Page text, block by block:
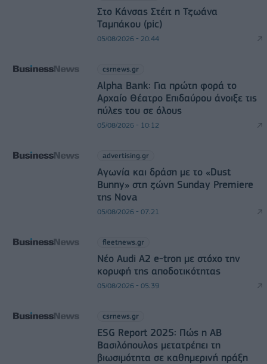
Στο Κάνσας Στέιτ η Τζωάνα
Ταμπάκου (pic)
05/08/2026 - 20:44
csrnews.gr
Alpha Bank: Για πρώτη φορά το
Αρχαίο Θέατρο Επιδαύρου άνοιξε τις
πύλες του σε όλους
05/08/2026 - 10:12
advertising.gr
Αγωνία και δράση με το «Dust
Bunny» στη ζώνη Sunday Premiere
της Nova
05/08/2026 - 07:21
fleetnews.gr
Νέο Audi A2 e-tron με στόχο την
κορυφή της αποδοτικότητας
05/08/2026 - 05:39
csrnews.gr
ESG Report 2025: Πώς η ΑΒ
Βασιλόπουλος μετατρέπει τη
βιωσιμότητα σε καθημερινή πράξη